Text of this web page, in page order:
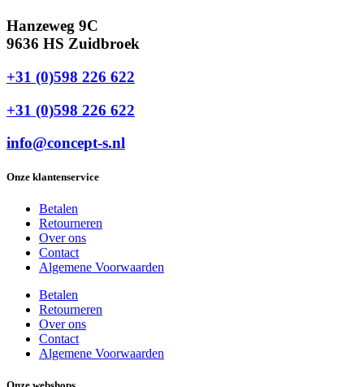
Hanzeweg 9C
9636 HS Zuidbroek
+31 (0)598 226 622
+31 (0)598 226 622
info@concept-s.nl
Onze klantenservice
Betalen
Retourneren
Over ons
Contact
Algemene Voorwaarden
Betalen
Retourneren
Over ons
Contact
Algemene Voorwaarden